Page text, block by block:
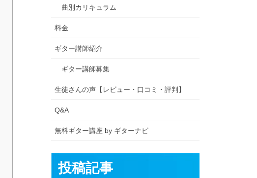
曲別カリキュラム
料金
ギター講師紹介
ギター講師募集
生徒さんの声【レビュー・口コミ・評判】
Q&A
無料ギター講座 by ギターナビ
投稿記事